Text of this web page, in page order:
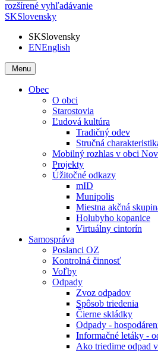
rozšírené vyhľadávanie
SKSlovensky
SKSlovensky
ENEnglish
Menu
Obec
O obci
Starostovia
Ľudová kultúra
Tradičný odev
Stručná
Mobilný rozhlas v obci
Projekty
Úžitočné odkazy
mID
Munipolis
Miestna akčná
Holubyho kopanice
Virtuálny cintorín
Samospráva
Poslanci OZ
Kontrolná činnosť
Voľby
Odpady
Zvoz odpadov
Spôsob triedenia
Čierne skládky
Odpady -
Informačné letáky -
Ako triedime odpad